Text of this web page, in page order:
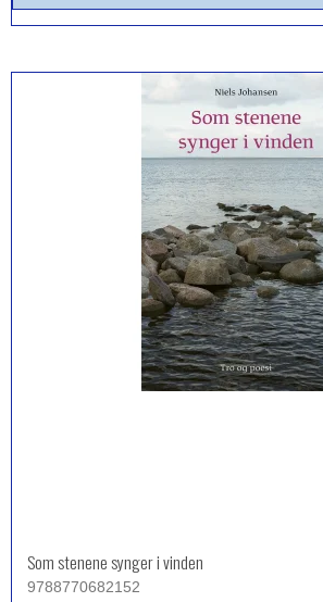
Som stenene synger i vinden
9788770682152